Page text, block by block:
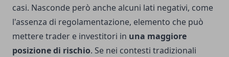
casi. Nasconde però anche alcuni lati negativi, come
l'assenza di regolamentazione, elemento che può
mettere trader e investitori in una maggiore
posizione di rischio. Se nei contesti tradizionali